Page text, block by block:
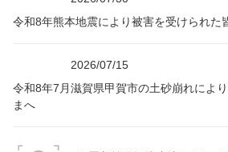
令和8年熊本地震により被害を受けられた
2026/07/15
令和8年7月滋賀県甲賀市の土砂崩れによ
まへ